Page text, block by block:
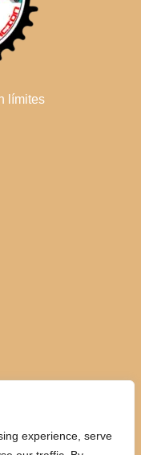
experience, serve
límites